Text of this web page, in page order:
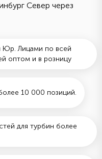
Север через
Юр. Лицами по всей
оптом и в розницу
10 000 позиций.
для турбин более